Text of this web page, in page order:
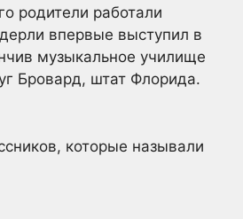
родители работали
впервые выступил в
музыкальное училище
Бровард, штат Флорида.
которые называли